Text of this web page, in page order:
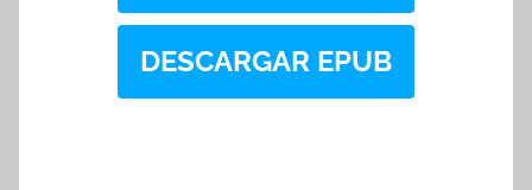
DESCARGAR EPUB